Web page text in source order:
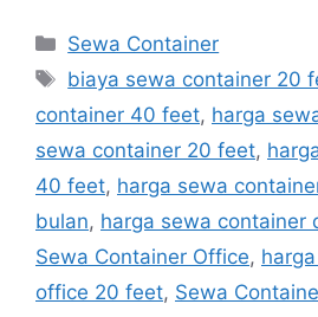
Categories
Sewa Container
Tags
biaya sewa container 20
container 40 feet, harga
sewa container 20 feet,
40 feet, harga sewa
bulan, harga sewa container
Sewa Container Office,
office 20 feet, Sewa